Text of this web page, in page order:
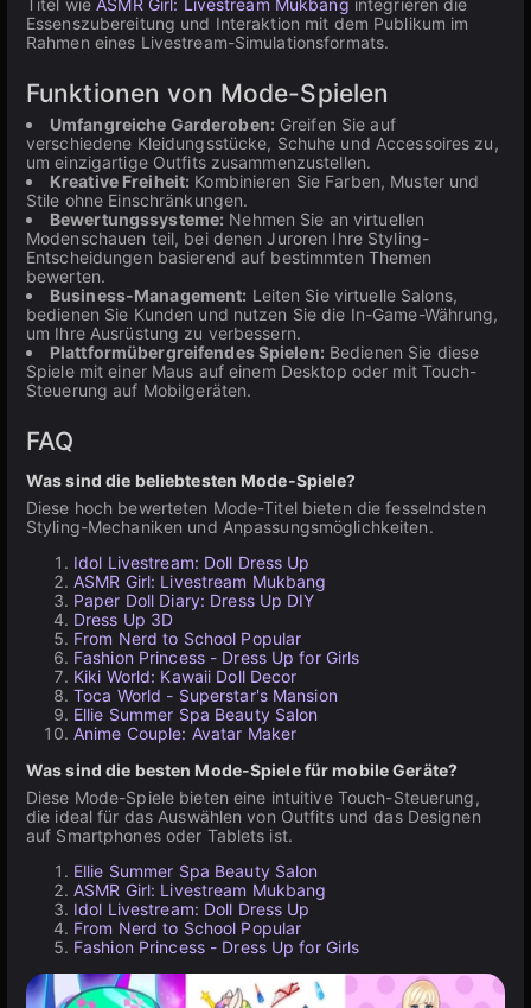
Titel wieASMR Girl: Livestream Mukbang integrieren die
Essenszubereitung und Interaktion mit dem Publikum im
Rahmen eines Livestream-Simulationsformats.
Funktionen von Mode-Spielen
Umfangreiche Garderoben: Greifen Sie auf
verschiedene Kleidungsstücke, Schuhe und Accessoires zu,
um einzigartige Outfits zusammenzustellen.
Kreative Freiheit: Kombinieren Sie Farben, Muster und
Stile ohne Einschränkungen.
Bewertungssysteme: Nehmen Sie an virtuellen
Modenschauen teil, bei denen Juroren Ihre Styling-
Entscheidungen basierend auf bestimmten Themen
bewerten.
Business-Management: Leiten Sie virtuelle Salons,
bedienen Sie Kunden und nutzen Sie die In-Game-Währung,
um Ihre Ausrüstung zu verbessern.
Plattformübergreifendes Spielen: Bedienen Sie diese
Spiele mit einer Maus auf einem Desktop oder mit Touch-
Steuerung auf Mobilgeräten.
FAQ
Was sind die beliebtesten Mode-Spiele?
Diese hoch bewerteten Mode-Titel bieten die fesselndsten
Styling-Mechaniken und Anpassungsmöglichkeiten.
Idol Livestream: Doll Dress Up
ASMR Girl: Livestream Mukbang
Paper Doll Diary: Dress Up DIY
Dress Up 3D
From Nerd to School Popular
Fashion Princess - Dress Up for Girls
Kiki World: Kawaii Doll Decor
Toca World - Superstar's Mansion
Ellie Summer Spa Beauty Salon
Anime Couple: Avatar Maker
Was sind die besten Mode-Spiele für mobile Geräte?
Diese Mode-Spiele bieten eine intuitive Touch-Steuerung,
die ideal für das Auswählen von Outfits und das Designen
auf Smartphones oder Tablets ist.
Ellie Summer Spa Beauty Salon
ASMR Girl: Livestream Mukbang
Idol Livestream: Doll Dress Up
From Nerd to School Popular
Fashion Princess - Dress Up for Girls